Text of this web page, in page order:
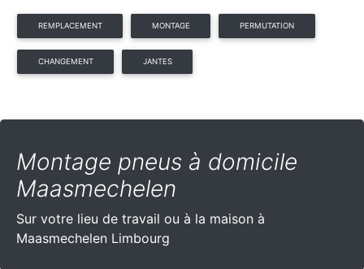
REMPLACEMENT MONTAGE PERMUTATION
CHANGEMENT JANTES
Montage pneus à domicile
Maasmechelen
Sur votre lieu de travail ou à la maison à
Maasmechelen Limbourg